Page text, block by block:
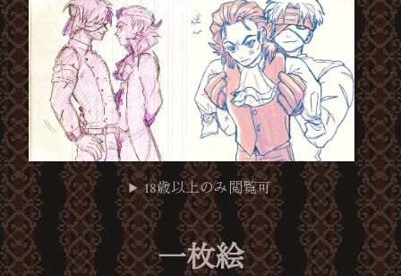
18歳以上のみ閲覧可
一枚絵